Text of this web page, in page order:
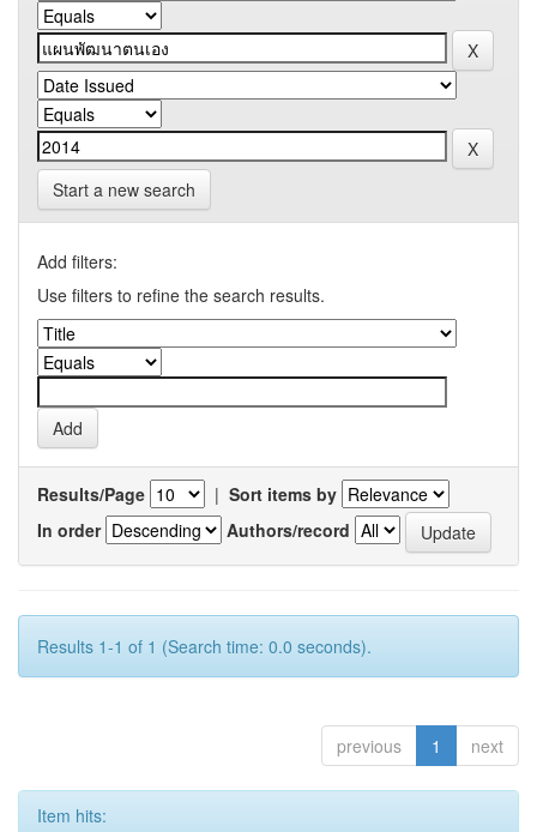
Start a new search
Add filters:
Use filters to refine the search results.
Results/Page | Sort items by
In order
Authors/record
Results 1-1 of 1 (Search time: 0.0 seconds).
previous 1 next
Item hits: